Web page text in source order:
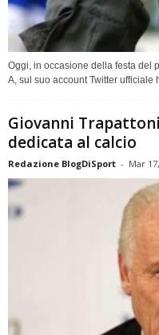
Oggi, in occasione della festa del
A, sul suo account Twitter ufficiale
Giovanni
dedicata al calcio
Redazione BlogDiSport - Mar